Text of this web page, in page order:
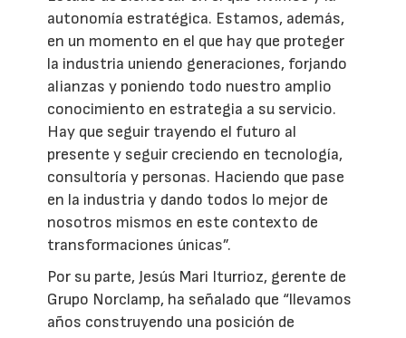
autonomía estratégica. Estamos, además,
en un momento en el que hay que proteger
la industria uniendo generaciones, forjando
alianzas y poniendo todo nuestro amplio
conocimiento en estrategia a su servicio.
Hay que seguir trayendo el futuro al
presente y seguir creciendo en tecnología,
consultoría y personas. Haciendo que pase
en la industria y dando todos lo mejor de
nosotros mismos en este contexto de
transformaciones únicas”.
Por su parte, Jesús Mari Iturrioz, gerente de
Grupo Norclamp, ha señalado que “llevamos
años construyendo una posición de